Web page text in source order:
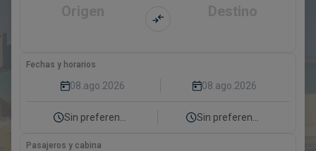
Fechas y horarios
Pasajeros y cabina